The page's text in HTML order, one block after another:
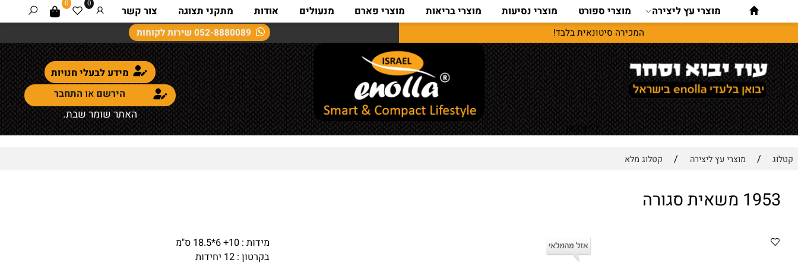
המכירה סיטונאית בלבד! 052-8880089שירות לקוחות
לחץ כאן
מידע לבעלי חנויות
הירשםאוהתחבר
האתר שומר שבת.
0 0
מוצרי עץ ליצירה מוצרי ספורט מוצרי נסיעות מוצרי בריאות מוצרי פארם מנעולים אודות מתקני תצוגה צור קשר
/ מוצרי עץ ליצירה / קטלוג מלא
סגורה
מידות : 10+ 6*18.5 ס"מ